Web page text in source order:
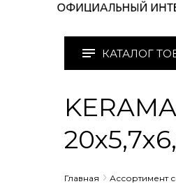
КАТАЛОГ
Главная Ассортимент